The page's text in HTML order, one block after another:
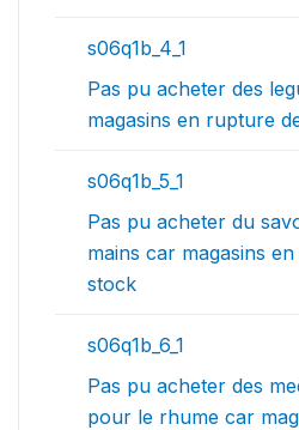
s06q1b_4_1
Pas pu acheter des
magasins en rupture
s06q1b_5_1
Pas pu acheter du
mains car magasins
stock
s06q1b_6_1
Pas pu acheter des
pour le rhume car